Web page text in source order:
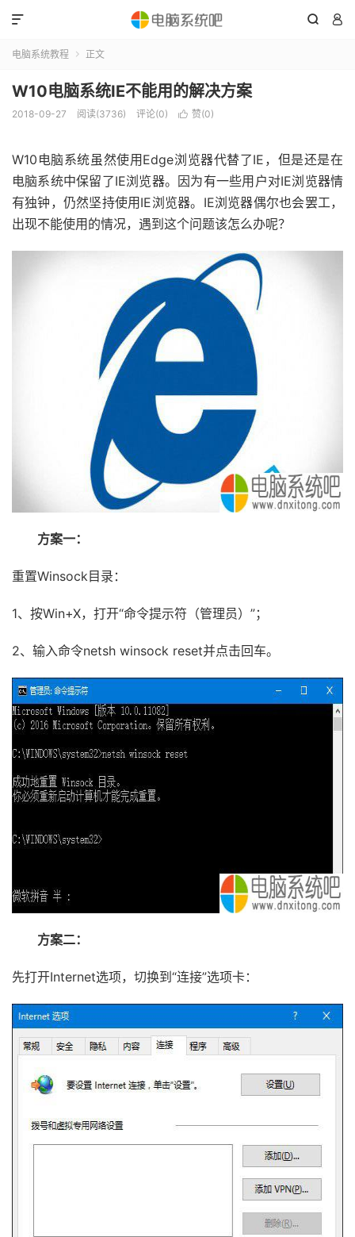
 

电脑系统教程  正文
W10电脑系统IE不能用的解决方案
2018-09-27 阅读(3736) 评论(0)  赞(0)
W10电脑系统虽然使用Edge浏览器代替了IE，但是还是在
电脑系统中保留了IE浏览器。因为有一些用户对IE浏览器情
有独钟，仍然坚持使用IE浏览器。IE浏览器偶尔也会罢工，
出现不能使用的情况，遇到这个问题该怎么办呢？
方案一：
重置Winsock目录：
1、按Win+X，打开“命令提示符（管理员）”；
2、输入命令netsh winsock reset并点击回车。
方案二：
先打开Internet选项，切换到“连接”选项卡：